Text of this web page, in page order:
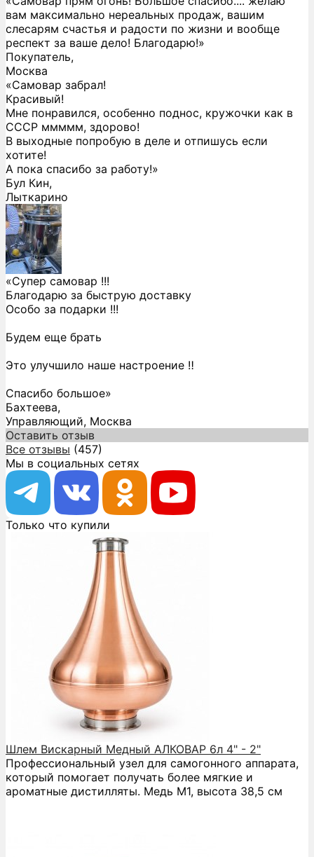
вам максимально нереальных продаж, вашим
слесарям счастья и радости по жизни и вообще
респект за ваше дело! Благодарю!»
Покупатель,
Москва
«Самовар забрал!
Красивый!
Мне понравился, особенно поднос, кружочки как в
СССР ммммм, здорово!
В выходные попробую в деле и отпишусь если
хотите!
А пока спасибо за работу!»
Бул Кин,
Лыткарино
«Супер самовар !!!
Благодарю за быструю доставку
Особо за подарки !!!
Будем еще брать
Это улучшило наше настроение ‼️
Спасибо большое»
Бахтеева,
Управляющий, Москва
Оставить отзыв
Все отзывы (457)
Мы в социальных сетях
Только что купили
Шлем Вискарный Медный АЛКОВАР 6л 4" - 2"
Профессиональный узел для самогонного аппарата,
который помогает получать более мягкие и
ароматные дистилляты. Медь М1, высота 38,5 см